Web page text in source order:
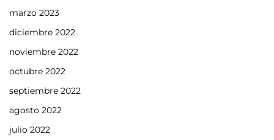
marzo 2023
diciembre 2022
noviembre 2022
octubre 2022
septiembre 2022
agosto 2022
julio 2022